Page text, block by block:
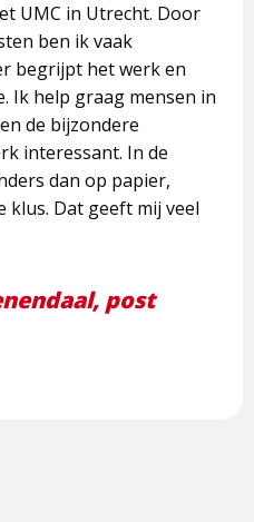
UMC in Utrecht. Door
ben ik vaak
begrijpt het werk en
Ik help graag mensen in
de bijzondere
interessant. In de
dan op papier,
klus. Dat geeft mij veel
post